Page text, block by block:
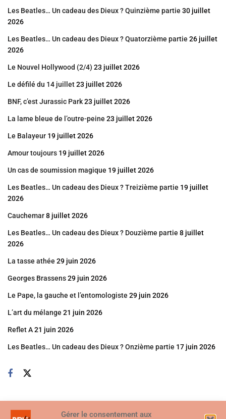
Gérer le consentement aux
Les Beatles… Un cadeau des Dieux ? Quinzième partie 30 juillet
2026
Les Beatles… Un cadeau des Dieux ? Quatorzième partie 26 juillet
2026
Le Nouvel Hollywood (2/4) 23 juillet 2026
Le défilé du 14 juillet23 juillet 2026
BNF, c’est Jurassic Park23 juillet 2026
La lame bleue de l’outre-peine 23 juillet 2026
Le Balayeur 19 juillet 2026
Amour toujours 19 juillet 2026
Un cas de soumission magique 19 juillet 2026
Les Beatles… Un cadeau des Dieux ? Treizième partie 19 juillet
2026
Cauchemar8 juillet 2026
Les Beatles… Un cadeau des Dieux ? Douzième partie 8 juillet
2026
La tasse athée 29 juin 2026
Georges Brassens29 juin 2026
Le Pape, la gauche et l’entomologiste 29 juin 2026
L’art du mélange 21 juin 2026
Reflet A21 juin 2026
Les Beatles… Un cadeau des Dieux ? Onzième partie 17 juin 2026